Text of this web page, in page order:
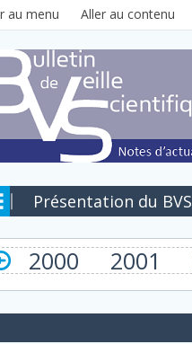
au menu Aller au contenu
Présentation du BVS
2000 2001